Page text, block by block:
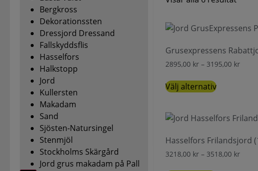
Bergkross
Dekorationssten
Dressjord Dressand
Fallskyddsflis
Hasselfors
Halkstopp
Jord
Kullersten
Makadam
Sand
Sjösten-Natursingel
Stenmjöl
Stockholms Skärgård
Jord grus makadam på Pall
Grusexpressens
2895,00 kr – 3195,00 kr
Välj alternativ
Hasselfors Frilandsjord
3218,00 kr – 3518,00 kr